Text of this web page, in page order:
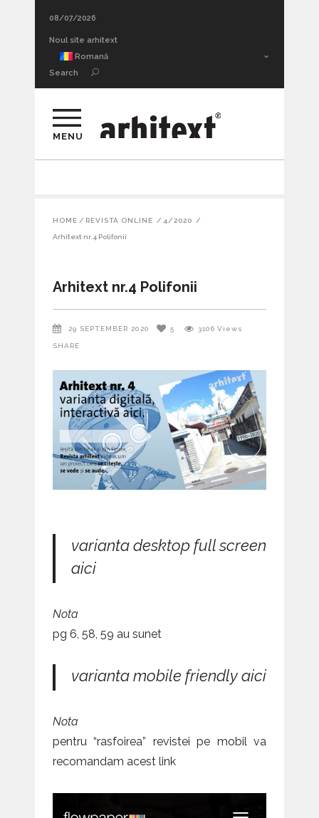
08/07/2026
Noul site arhitext
Adâncimea sufletească a urmei. Thrill architecture II
Romană
Search
MENU
HOME / REVISTA ONLINE / 4/2020 /
Arhitext nr.4 Polifonii
Arhitext nr.4 Polifonii
29 SEPTEMBER 2020 5 3106 Views
SHARE
varianta desktop full screen
aici
Nota
pg 6, 58, 59 au sunet
varianta mobile friendly aici
Nota
pentru “rasfoirea” revistei pe mobil va
recomandam acest link